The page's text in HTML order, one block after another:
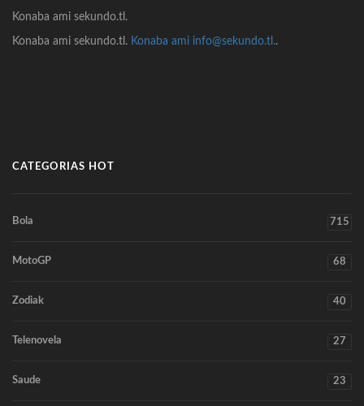
Konaba ami sekundo.tl.
Konaba ami sekundo.tl. Konaba ami info@sekundo.tl..
CATEGORIAS HOT
Bola 715
MotoGP 68
Zodiak 40
Telenovela 27
Saude 23